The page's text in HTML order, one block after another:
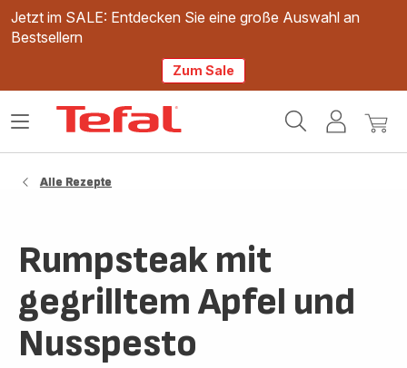
Jetzt im SALE: Entdecken Sie eine große Auswahl an
Bestsellern
Zum Sale
Mein
Mein
Das
Alle Rezepte
Rumpsteak mit
gegrilltem Apfel und
Nusspesto